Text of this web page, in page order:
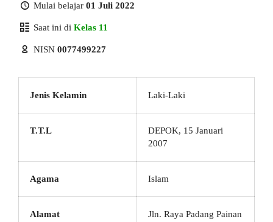
Mulai belajar 01 Juli 2022
Saat ini di Kelas 11
NISN 0077499227
Jenis Kelamin Laki-Laki
T.T.L
DEPOK, 15 Januari
2007
Agama Islam
Alamat Jln. Raya Padang Painan